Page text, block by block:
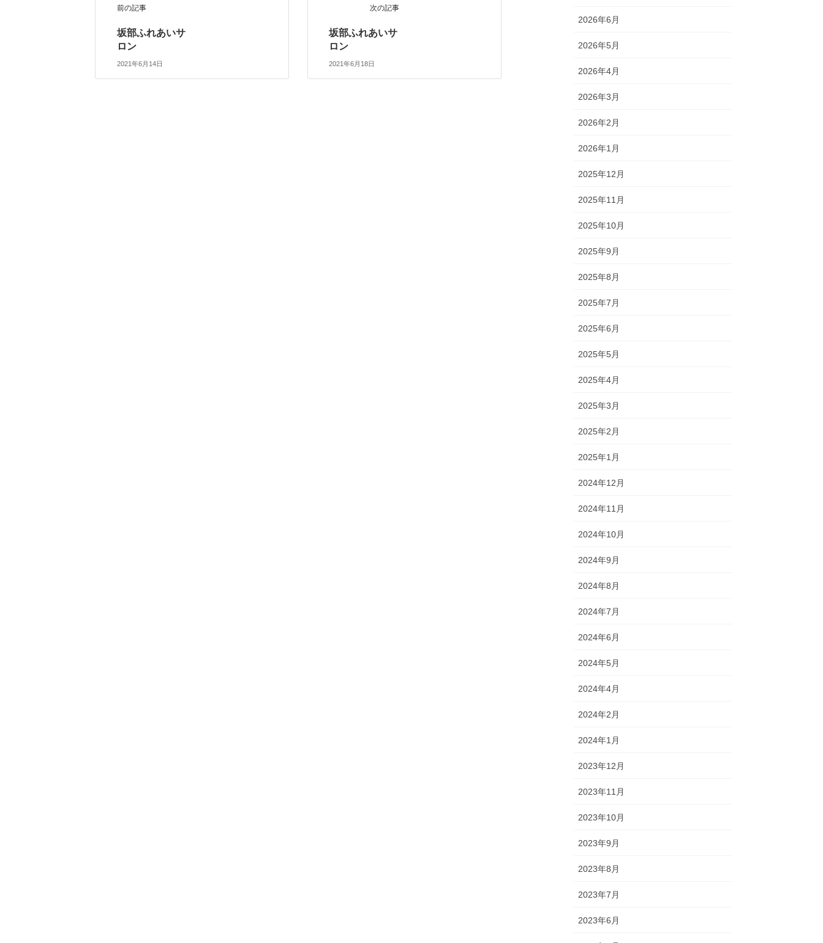
前の記事
坂部ふれあいサ
ロン
2021年6月14日
次の記事
坂部ふれあいサ
ロン
2021年6月18日
2026年6月
2026年5月
2026年4月
2026年3月
2026年2月
2026年1月
2025年12月
2025年11月
2025年10月
2025年9月
2025年8月
2025年7月
2025年6月
2025年5月
2025年4月
2025年3月
2025年2月
2025年1月
2024年12月
2024年11月
2024年10月
2024年9月
2024年8月
2024年7月
2024年6月
2024年5月
2024年4月
2024年2月
2024年1月
2023年12月
2023年11月
2023年10月
2023年9月
2023年8月
2023年7月
2023年6月